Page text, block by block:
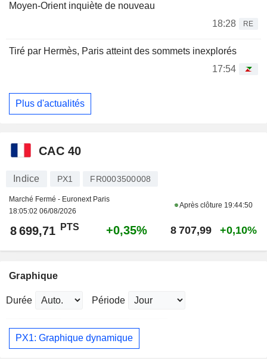
Moyen-Orient inquiète de nouveau
18:28
RE
Tiré par Hermès, Paris atteint des sommets inexplorés
17:54
Plus d'actualités
CAC 40
Indice PX1 FR0003500008
Marché Fermé - Euronext Paris
18:05:02 06/08/2026
Après clôture 19:44:50
8 699,71 PTS +0,35% 8 707,99 +0,10%
Graphique
Durée Période
PX1: Graphique dynamique